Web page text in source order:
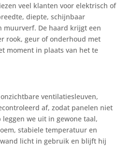
veel klanten voor elektrisch of
diepte, schijnbaar
muurverf. De haard krijgt een
rook, geur of onderhoud met
moment in plaats van het te
ventilatiesleuven,
af, zodat panelen niet
we uit in gewone taal,
stabiele temperatuur en
licht in gebruik en blijft hij